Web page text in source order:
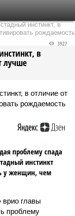
инстинкт, в
рождаемость
в
лучше
3927
проблему спада
инстинкт
у женщин, чем
врио главы
проблему